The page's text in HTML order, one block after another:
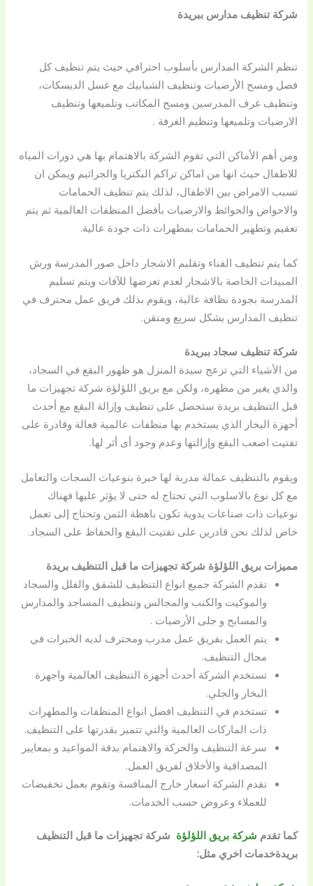
شركة تنظيف مدارس ببريدة
تنظم الشركة المدارس بأسلوب احترافي حيث يتم تنظيف كل
فصل ومسح الأرضيات وتنظيف الشبابيك مع غسل الديسكات،
وتنظيف غرف المدرسين ومسح المكاتب وتلميعها وتنظيف
الارضيات وتلميعها وتنظيم الغرفة .
ومن أهم الأماكن التي تقوم الشركة بالاهتمام بها هي دورات المياه
للاطفال حيث انها من اماكن تراكم البكتريا والجراثيم ويمكن ان
تسبب الامراض بين الاطفال، لذلك يتم تنظيف الحمامات
والاحواض والحوائط والارضيات بأفضل المنظفات العالمية ثم يتم
تعقيم وتطهير الحمامات بمطهرات ذات جودة عالية.
كما يتم تنظيف الفناء وتقليم الاشجار داخل صور المدرسة ورش
المبيدات الخاصة بالاشجار لعدم تعرضها للآفات ويتم تسليم
المدرسة بجودة نظافة عالية، ويقوم بذلك فريق عمل محترف في
تنظيف المدارس بشكل سريع ومتقن.
شركة تنظيف سجاد ببريدة
من الأشياء التي تزعج سيدة المنزل هو ظهور البقع في السجاد،
والذي يغير من مظهره، ولكن مع بريق اللؤلؤة شركة تجهيزات ما
قبل التنظيف بريدة ستحصل على تنظيف وإزالة البقع مع أحدث
أجهزة البخار الذي يستخدم بها منظفات عالمية فعالة وقادرة على
تفتيت اصعب البقع وإزالتها وعدم وجود أى أثر لها.
ويقوم بالتنظيف عمالة مدربة لها خبرة بنوعيات السجات والتعامل
مع كل نوع بالاسلوب التي تحتاج له حتى لا يؤثر عليها فهناك
نوعيات ذات صناعات يدوية تكون باهظة الثمن وتحتاج إلى تعمل
خاص لذلك نحن قادرين على تفتيت البقع والحفاظ على السجاد.
مميزات بريق اللؤلؤة شركة تجهيزات ما قبل التنظيف بريدة
تقدم الشركة جميع انواع التنظيف للشقق والفلل والسجاد
والموكيت والكنب والمجالس وتنظيف المساجد والمدارس
والمسابح و جلى الأرضيات .
يتم العمل بفريق عمل مدرب ومحترف لديه الخبرات في
مجال التنظيف.
تستخدم الشركة أحدث أجهزة التنظيف العالمية واجهزة
البخار والجلي.
تستخدم في التنظيف افضل انواع المنظفات والمطهرات
ذات الماركات العالمية والتي تتميز بقدرتها على التنظيف.
سرعة التنظيف والحركة والاهتمام بدقة المواعيد و بمعايير
المصداقية والأخلاق لفريق العمل.
تقدم الشركة اسعار خارج المنافسة وتقوم بعمل تخفيضات
للعملاء وعروض حسب الخدمات.
كما تقدم شركة بريق اللؤلؤة شركة تجهيزات ما قبل التنظيف
بريدةخدمات اخري مثل: